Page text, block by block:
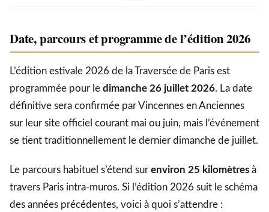
Date, parcours et programme de l’édition 2026
L’édition estivale 2026 de la Traversée de Paris est
programmée pour le dimanche 26 juillet 2026. La date
définitive sera confirmée par Vincennes en Anciennes
sur leur site officiel courant mai ou juin, mais l’événement
se tient traditionnellement le dernier dimanche de juillet.
Le parcours habituel s’étend sur environ 25 kilomètres à
travers Paris intra-muros. Si l’édition 2026 suit le schéma
des années précédentes, voici à quoi s’attendre :